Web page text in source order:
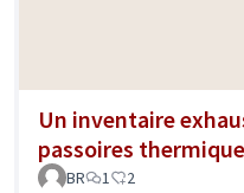
Un inventaire
passoires
BR 1 2